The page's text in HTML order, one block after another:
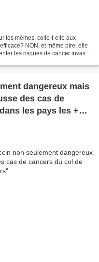
les mêmes, colle-t-elle aux
NON, et même pire, elle
les risques de cancer invasif
dangereux mais
des cas de
les pays les +